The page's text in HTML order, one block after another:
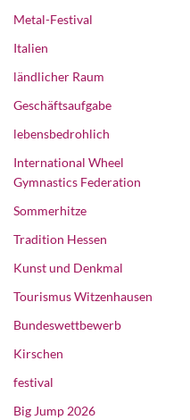
Metal-Festival
Italien
ländlicher Raum
Geschäftsaufgabe
lebensbedrohlich
International Wheel
Gymnastics Federation
Sommerhitze
Tradition Hessen
Kunst und Denkmal
Tourismus Witzenhausen
Bundeswettbewerb
Kirschen
festival
Big Jump 2026